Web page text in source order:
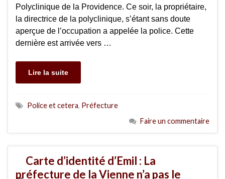
Polyclinique de la Providence. Ce soir, la propriétaire,
la directrice de la polyclinique, s’étant sans doute
aperçue de l’occupation a appelée la police. Cette
dernière est arrivée vers …
Lire la suite
Police et cetera, Préfecture
Faire un commentaire
Carte d’identité d’Emil : La
préfecture de la Vienne n’a pas le